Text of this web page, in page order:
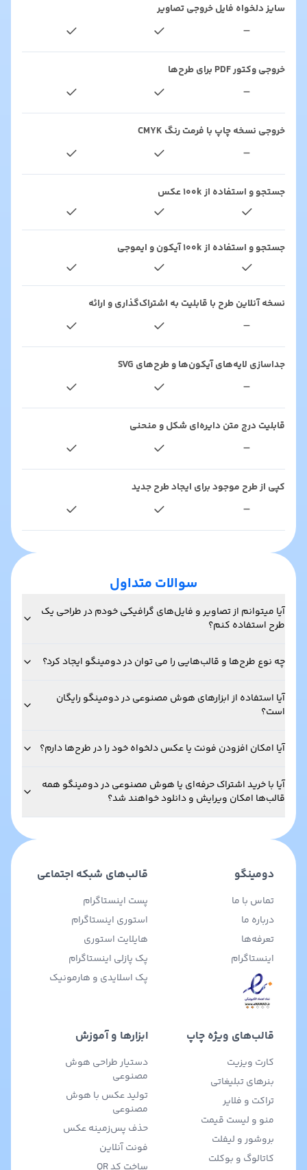
سایز دلخواه فایل خروجی تصاویر
-
خروجی وکتور PDF برای طرح‌ها
-
خروجی نسخه چاپ با فرمت رنگ CMYK
-
جستجو و استفاده از ۱۰۰k عکس
جستجو و استفاده از ۱۰۰k آیکون و ایموجی
نسخه آنلاین طرح با قابلیت به اشتراک‌گذاری و ارائه
-
جداسازی لایه‌های آیکون‌ها و طرح‌های SVG
-
قابلیت درج متن دایره‌ای شکل و منحنی
-
کپی از طرح‌ موجود برای ایجاد طرح جدید
-
سوالات متداول
آیا میتوانم از تصاویر و فایل‌های گرافیکی خودم در طراحی یک
طرح استفاده کنم؟
چه نوع طرح‌ها و قالب‌هایی را می توان در دومینگو ایجاد کرد؟
آیا استفاده از ابزارهای هوش مصنوعی در دومینگو رایگان
است؟
آیا امکان افزودن فونت یا عکس دلخواه خود را در طرح‌ها دارم؟
آیا با خرید اشتراک حرفه‌ای یا هوش مصنوعی در دومینگو همه
قالب‌ها امکان ویرایش و دانلود خواهند شد؟
دومینگو
تماس با ما
درباره ما
تعرفه‌ها
اینستاگرام
قالب‌های شبکه اجتماعی
پست اینستاگرام
استوری اینستاگرام
هایلایت استوری
پک پازلی اینستاگرام
پک اسلایدی و هارمونیک
قالب‌های ویژه چاپ
کارت ویزیت
بنرهای تبلیغاتی
تراکت و فلایر
منو و لیست قیمت
بروشور و لیفلت
کاتالوگ و بوکلت
ابزارها و آموزش
دستیار طراحی هوش
مصنوعی
تولید عکس با هوش
مصنوعی
حذف پس‌زمینه عکس
فونت آنلاین